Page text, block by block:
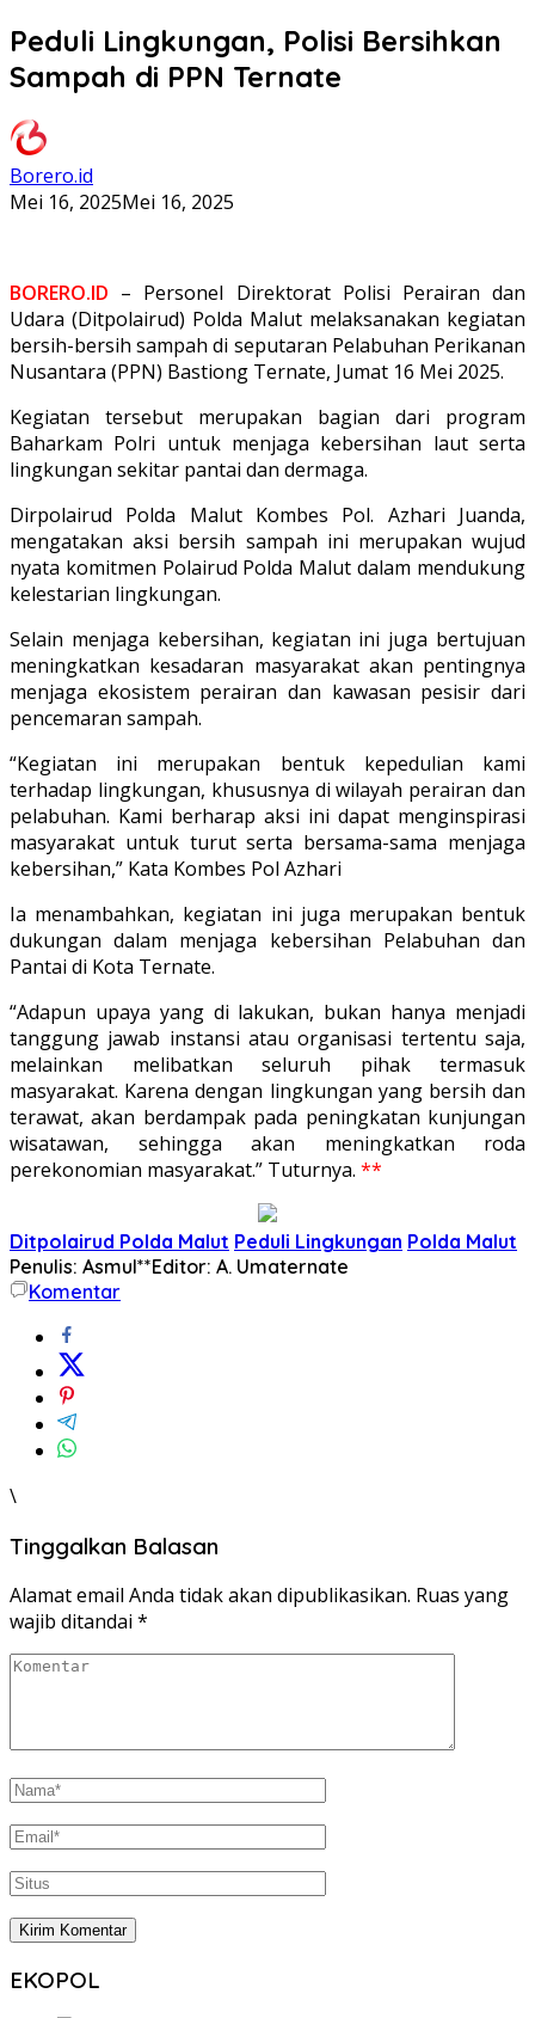
Peduli Lingkungan, Polisi Bersihkan
Sampah di PPN Ternate
Borero.id
Mei 16, 2025Mei 16, 2025
BORERO.ID – Personel Direktorat Polisi Perairan dan
Udara (Ditpolairud) Polda Malut melaksanakan kegiatan
bersih-bersih sampah di seputaran Pelabuhan Perikanan
Nusantara (PPN) Bastiong Ternate, Jumat 16 Mei 2025.
Kegiatan tersebut merupakan bagian dari program
Baharkam Polri untuk menjaga kebersihan laut serta
lingkungan sekitar pantai dan dermaga.
Dirpolairud Polda Malut Kombes Pol. Azhari Juanda,
mengatakan aksi bersih sampah ini merupakan wujud
nyata komitmen Polairud Polda Malut dalam mendukung
kelestarian lingkungan.
Selain menjaga kebersihan, kegiatan ini juga bertujuan
meningkatkan kesadaran masyarakat akan pentingnya
menjaga ekosistem perairan dan kawasan pesisir dari
pencemaran sampah.
“Kegiatan ini merupakan bentuk kepedulian kami
terhadap lingkungan, khususnya di wilayah perairan dan
pelabuhan. Kami berharap aksi ini dapat menginspirasi
masyarakat untuk turut serta bersama-sama menjaga
kebersihan,” Kata Kombes Pol Azhari
Ia menambahkan, kegiatan ini juga merupakan bentuk
dukungan dalam menjaga kebersihan Pelabuhan dan
Pantai di Kota Ternate.
“Adapun upaya yang di lakukan, bukan hanya menjadi
tanggung jawab instansi atau organisasi tertentu saja,
melainkan melibatkan seluruh pihak termasuk
masyarakat. Karena dengan lingkungan yang bersih dan
terawat, akan berdampak pada peningkatan kunjungan
wisatawan, sehingga akan meningkatkan roda
perekonomian masyarakat.” Tuturnya. **
Ditpolairud Polda Malut Peduli Lingkungan Polda Malut
Penulis: Asmul**Editor: A. Umaternate
Komentar
\
Tinggalkan Balasan
Alamat email Anda tidak akan dipublikasikan. Ruas yang
wajib ditandai *
EKOPOL